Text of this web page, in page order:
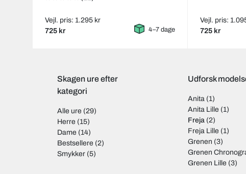
Vejl. pris: 1.295 kr
725 kr 4–7 dage
Vejl. pris:
725 kr
Skagen ure efter
kategori
Alle ure (29)
Herre (15)
Dame (14)
Bestsellere (2)
Smykker (5)
Udforsk
Anita (1)
Anita Lille (1)
Freja (2)
Freja Lille (1)
Grenen (3)
Grenen
Grenen Lille (3)